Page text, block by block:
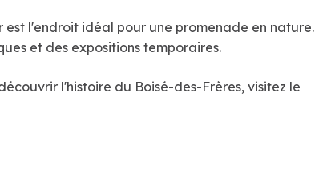
l'endroit idéal pour une promenade en nature.
et des expositions temporaires.
l'histoire du Boisé-des-Frères, visitez le